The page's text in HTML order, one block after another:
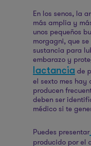
En los senos, la
más amplia y
unos pequeños
morgagni, que
sustancia para
embarazo y
lactancia de
el sexto mes hay
producen
deben ser
médico si te
Puedes presentar
producido por el